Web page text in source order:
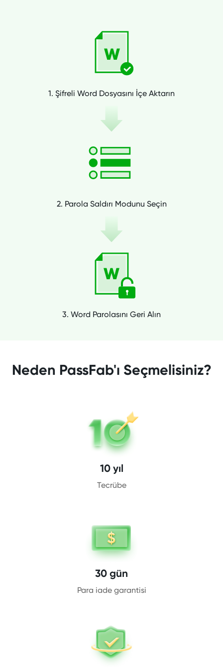
1. Şifreli Word Dosyasını İçe Aktarın
2. Parola Saldırı Modunu Seçin
3. Word Parolasını Geri Alın
Neden PassFab'ı Seçmelisiniz?
10 yıl
Tecrübe
30 gün
Para iade garantisi